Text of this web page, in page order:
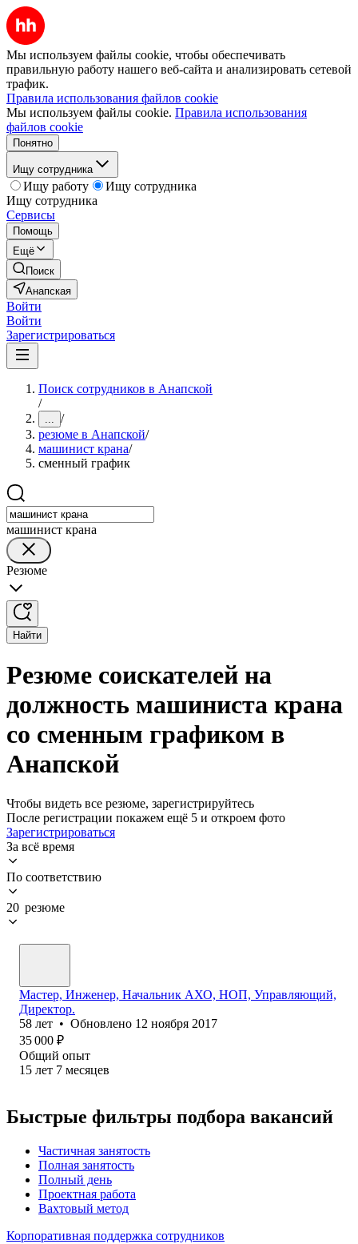
Мы используем файлы cookie, чтобы обеспечивать
правильную работу нашего веб-сайта и анализировать сетевой
трафик.
Правила использования файлов cookie
Мы используем файлы cookie. Правила использования
файлов cookie
Понятно
Ищу сотрудника
Ищу работу
Ищу сотрудника
Ищу сотрудника
Сервисы
Помощь
Ещё
Поиск
Анапская
Войти
Войти
Зарегистрироваться
Поиск сотрудников в Анапской
/
... /
резюме в Анапской/
машинист крана/
сменный график
машинист крана
Резюме
Найти
Резюме соискателей на
должность машиниста крана
со сменным графиком в
Анапской
Чтобы видеть все резюме, зарегистрируйтесь
После регистрации покажем ещё 5 и откроем фото
Зарегистрироваться
За всё время
По соответствию
20 резюме
Мастер, Инженер, Начальник АХО, НОП, Управляющий,
Директор.
58 лет • Обновлено 12 ноября 2017
35 000 ₽
Общий опыт
15 лет 7 месяцев
Быстрые фильтры подбора вакансий
Частичная занятость
Полная занятость
Полный день
Проектная работа
Вахтовый метод
Корпоративная поддержка сотрудников